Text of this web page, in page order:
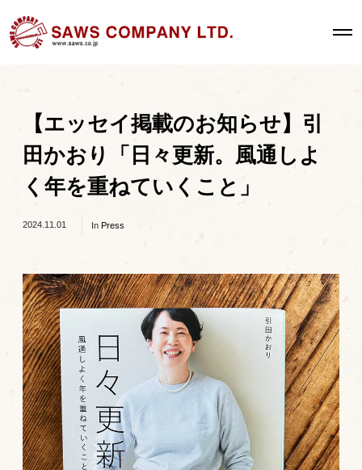
O
【エッセイ掲載のお知らせ】引
田かおり「日々更新。風通しよ
く年を重ねていくこと」
2024.11.01 In Press